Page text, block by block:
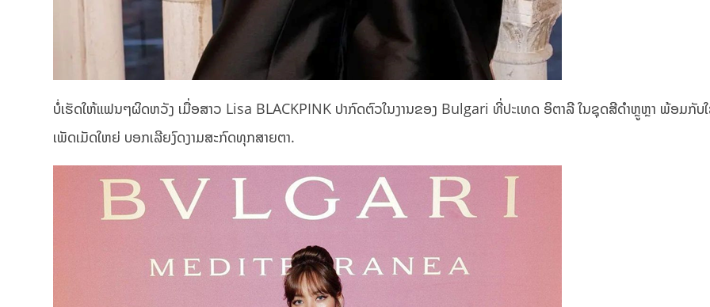
ບໍ່ເຮັດໃຫ້ແຟນໆຜິດຫວັງ ເມື່ອສາວ Lisa BLACKPINK ປາກົດຕົວໃນງານຂອງ Bulgari ທີ່ປະເທດ ອິຕາລີ ໃນຊຸດສີດຳຫຼູຫຼາ ພ້ອມກັບ
ເພັດເມັດໃຫຍ່ ບອກເລີຍງົດງາມສະກົດທຸກສາຍຕາ.